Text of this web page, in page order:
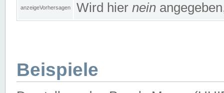
anzeigeVorhersagen Wird hier nein
Beispiele